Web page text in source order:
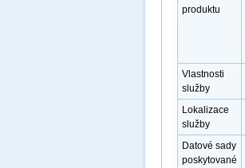
produktu
Vlastnosti
služby
Lokalizace
služby
Datové sady
poskytované